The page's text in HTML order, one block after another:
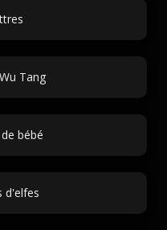
Tang
bébé
d'elfes